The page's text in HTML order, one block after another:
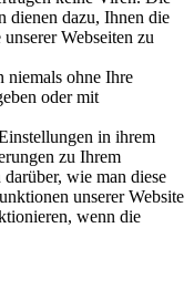
dienen dazu, Ihnen die
Webseiten zu
niemals ohne Ihre
oder mit
in ihrem
zu Ihrem
wie man diese
unserer Website
wenn die